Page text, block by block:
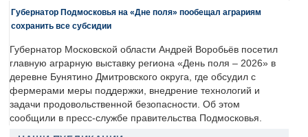
Губернатор Подмосковья на «Дне поля» пообещал аграриям
сохранить все субсидии
Губернатор Московской области Андрей Воробьёв посетил
главную аграрную выставку региона «День поля – 2026» в
деревне Бунятино Дмитровского округа, где обсудил с
фермерами меры поддержки, внедрение технологий и
задачи продовольственной безопасности. Об этом
сообщили в пресс-службе правительства Подмосковья.